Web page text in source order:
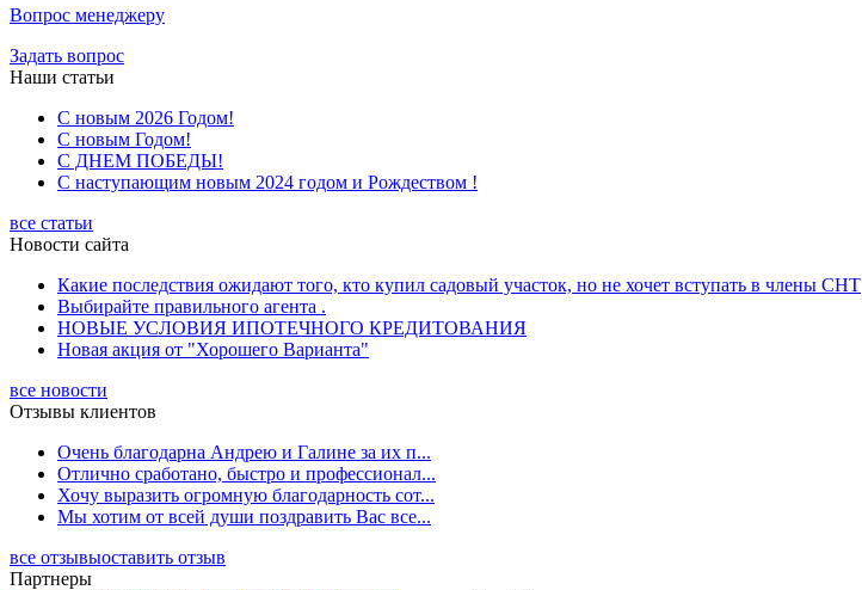
Вопрос менеджеру
Задать вопрос
Наши статьи
С новым 2026 Годом!
С новым Годом!
С ДНЕМ ПОБЕДЫ!
С наступающим новым 2024 годом и Рождеством !
все статьи
Новости сайта
Какие последствия ожидают того, кто купил садовый участок, но не хочет вступать в члены СНТ
Выбирайте правильного агента .
НОВЫЕ УСЛОВИЯ ИПОТЕЧНОГО КРЕДИТОВАНИЯ
Новая акция от "Хорошего Варианта"
все новости
Отзывы клиентов
Очень благодарна Андрею и Галине за их п...
Отлично сработано, быстро и профессионал...
Хочу выразить огромную благодарность сот...
Мы хотим от всей души поздравить Вас все...
все отзывыоставить отзыв
Партнеры